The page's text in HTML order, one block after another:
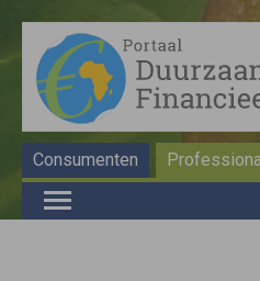
Consumenten